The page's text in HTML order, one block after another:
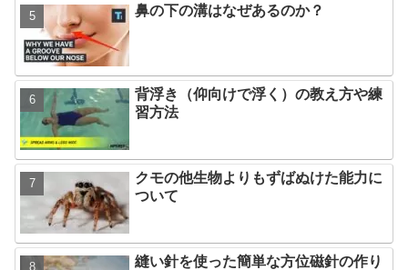
鼻の下の溝はなぜあるのか？
背浮き（仰向けで浮く）の教え方や練
習方法
クモの他生物よりもずばぬけた能力に
ついて
縫い針を使った簡単な方位磁針の作り